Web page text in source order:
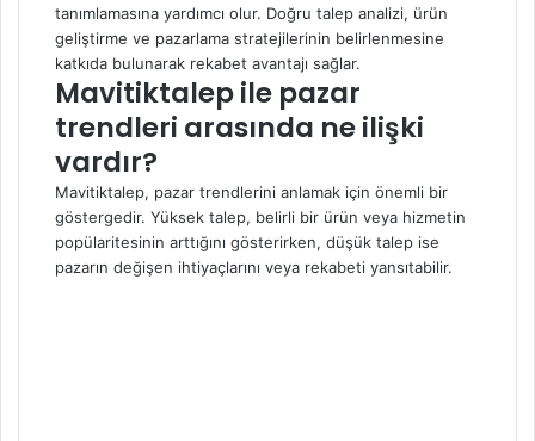
tanımlamasına yardımcı olur. Doğru talep analizi, ürün
geliştirme ve pazarlama stratejilerinin belirlenmesine
katkıda bulunarak rekabet avantajı sağlar.
Mavitiktalep ile pazar
trendleri arasında ne ilişki
vardır?
Mavitiktalep, pazar trendlerini anlamak için önemli bir
göstergedir. Yüksek talep, belirli bir ürün veya hizmetin
popülaritesinin arttığını gösterirken, düşük talep ise
pazarın değişen ihtiyaçlarını veya rekabeti yansıtabilir.